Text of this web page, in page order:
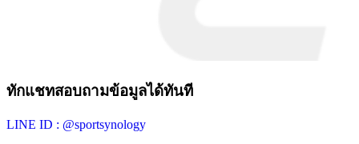
ทักแชทสอบถามข้อมูลได้ทันที
LINE ID : @sportsynology